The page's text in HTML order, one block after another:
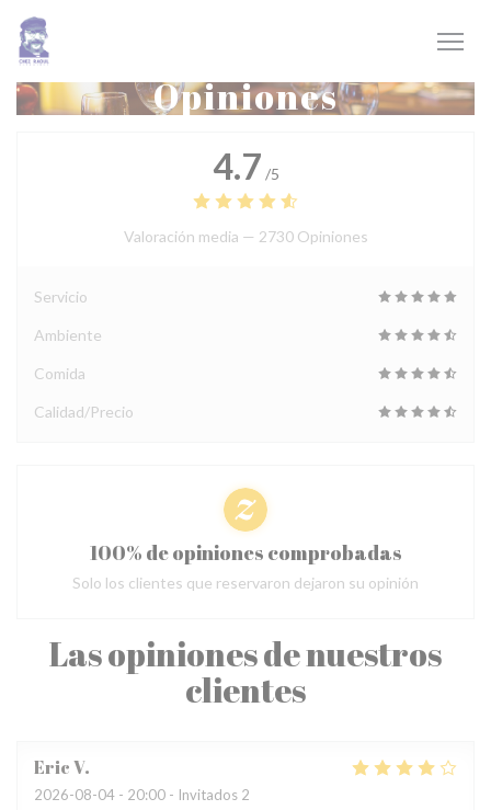
Personalización de sus opciones de cookies
Opiniones
Las opiniones de nuestros
clientes
EricV
2026-08-04 - 20:00 - Invitados 2
4.7 /5
Valoración media — 2730 Opiniones
Servicio
Ambiente
Comida
Calidad/Precio
100% de opiniones comprobadas
Solo los clientes que reservaron dejaron su opinión